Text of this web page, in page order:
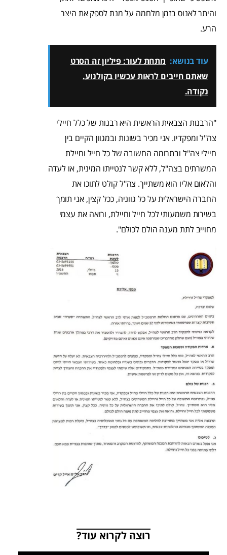
והיתר לאנוס בזמן מלחמה על מנת לספק את היצר
הרע.
עוד בנושא: מתחת לעור: פיליון זה הסרט
שאתם חייבים לראות עכשיו בקולנוע.
נקודה.
"הרבנות הצבאית הראשית היא רבנות של כלל חיילי
צה"ל ומפקדיו. אני מכיר בשונות ובמגוון הקיים בין
חיילי צה"ל ובתרומה החשובה של כל חייל וחיילת
המשרתים בצה"ל, ללא קשר לנטייתו המינית, או לעדה
והלאום אליו הוא משתייך. צה"ל קולט לתוכו את
החברה הישראלית על כל גווניה, ככל קצין, אני תומך
בשירות משמעותי לכל חייל וחיילת, ורואה את עצמי
מחוייב לתת מענה הולם לכולם".
רוצה לקרוא עוד?